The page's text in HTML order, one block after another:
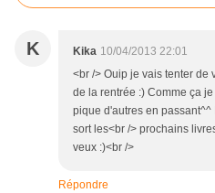
K Kika 10/04/2013 22:01
<br /> Ouip je vais tenter de
de la rentrée :) Comme ça
pique d'autres en
sort les<br /> prochains
veux :)<br />
Répondre